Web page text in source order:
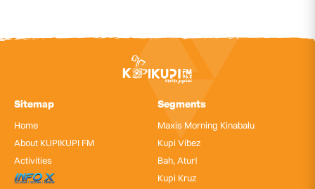
Sitemap
Home
About KUPIKUPI FM
Activities
InfoX
Segments
Maxis Morning Kinabalu
Kupi Vibez
Bah, Atur!
Kupi Kruz